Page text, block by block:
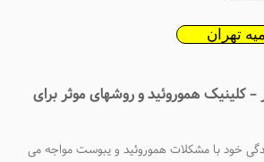
تهران
– کلینیک هموروئید و روشهای موثر برای
خود با مشکلات هموروئید و یبوست مواجه می